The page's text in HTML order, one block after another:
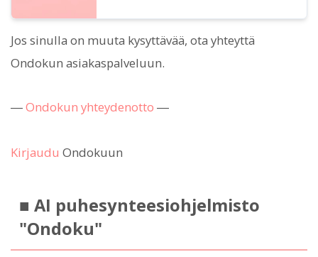
Jos sinulla on muuta kysyttävää, ota yhteyttä
Ondokun asiakaspalveluun.
―Ondokun yhteydenotto ―
Kirjaudu Ondokuun
■ AI puhesynteesiohjelmisto
"Ondoku"